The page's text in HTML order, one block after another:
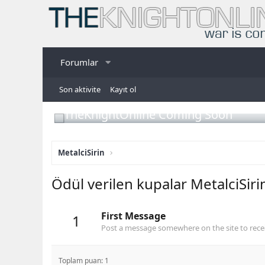
Forumlar
Son aktivite Kayıt ol
TheKnightOnline Coming Soon
MetalciSirin
Ödül verilen kupalar
1
First Message
Post a message somewhere on the site to
Toplam puan: 1